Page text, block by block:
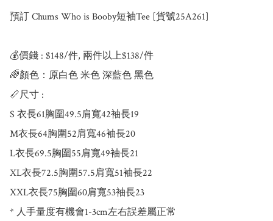
預訂 Chums Who is Booby短袖Tee [貨號25A261]
💰價錢 : $148/件, 兩件以上$138/件
🌈顏色：原白色 米色 深藍色 黑色
📏尺寸 :
S 衣長61胸圍49.5肩寬42袖長19
M衣長64胸圍52肩寬46袖長20
L衣長69.5胸圍55肩寬49袖長21
XL衣長72.5胸圍57.5肩寬51袖長22
XXL衣長75胸圍60肩寬53袖長23
* 人手量度有機會1-3cm左右誤差屬正常